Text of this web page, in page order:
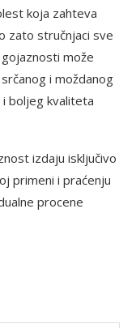
koja zahteva
zato stručnjaci sve
može
i moždanog
boljeg kvaliteta
izdaju isključivo
primeni i praćenju
procene